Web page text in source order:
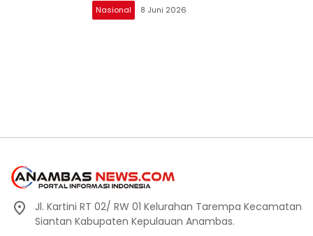
Nasional 8 Juni 2026
Jl. Kartini RT 02/ RW 01 Kelurahan Tarempa Kecamatan
Siantan Kabupaten Kepulauan Anambas.